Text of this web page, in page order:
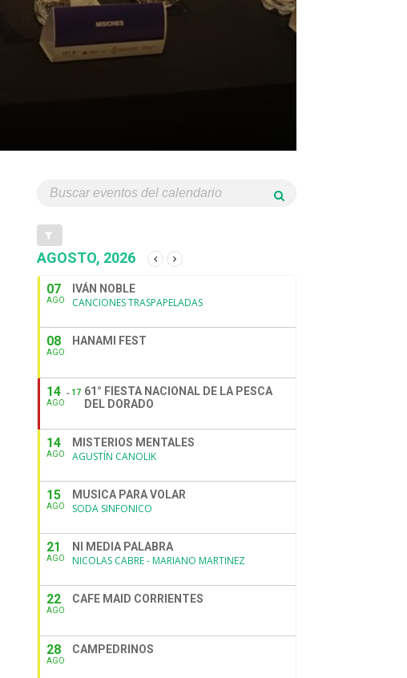
AGOSTO, 2026
07
AGO
IVÁN NOBLE
CANCIONES TRASPAPELADAS
08
AGO
HANAMI FEST
14
AGO
17 61° FIESTA NACIONAL DE LA PESCA
DEL DORADO
14
AGO
MISTERIOS MENTALES
AGUSTÍN CANOLIK
15
AGO
MUSICA PARA VOLAR
SODA SINFONICO
21
AGO
NI MEDIA PALABRA
NICOLAS CABRE - MARIANO MARTINEZ
22
AGO
CAFE MAID CORRIENTES
28
AGO
CAMPEDRINOS